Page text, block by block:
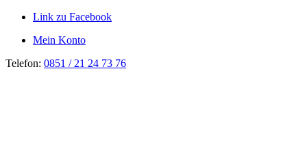
Link zu Facebook
Mein Konto
Telefon: 0851 / 21 24 73 76